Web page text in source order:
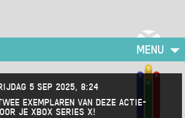
MENU
5 SEP 2025, 8:24
EXEMPLAREN VAN DEZE ACTIE-
JE XBOX SERIES X!